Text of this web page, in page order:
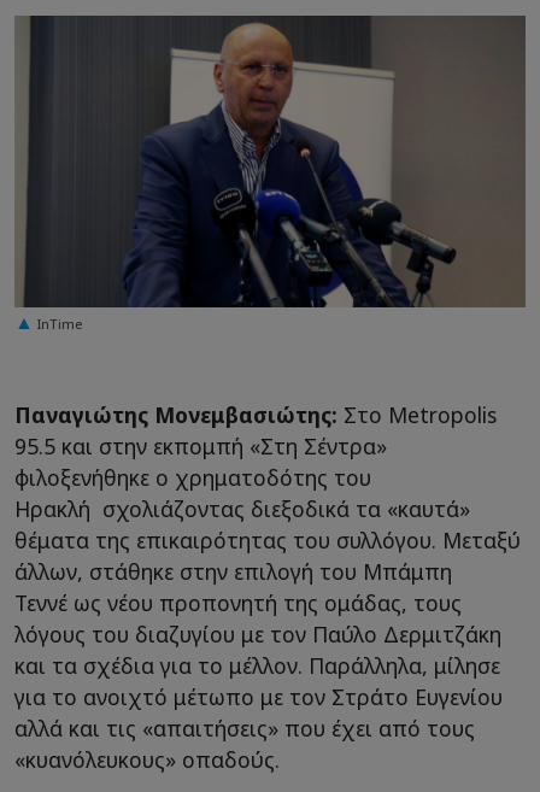
InTime
Παναγιώτης Μονεμβασιώτης: Στο Metropolis
95.5 και στην εκπομπή «Στη Σέντρα»
φιλοξενήθηκε ο χρηματοδότης του
Ηρακλή σχολιάζοντας διεξοδικά τα «καυτά»
θέματα της επικαιρότητας του συλλόγου. Μεταξύ
άλλων, στάθηκε στην επιλογή του Μπάμπη
Τεννέ ως νέου προπονητή της ομάδας, τους
λόγους του διαζυγίου με τον Παύλο Δερμιτζάκη
και τα σχέδια για το μέλλον. Παράλληλα, μίλησε
για το ανοιχτό μέτωπο με τον Στράτο Ευγενίου
αλλά και τις «απαιτήσεις» που έχει από τους
«κυανόλευκους» οπαδούς.